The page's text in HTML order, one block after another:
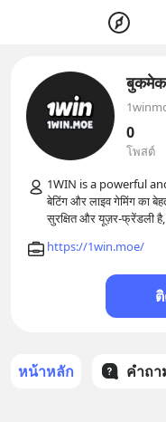
0
โพสต์
1WIN is a powerful
बेटिंग और लाइव गेमिंग का
https://1win.moe/
หน้าหลัก คำถา